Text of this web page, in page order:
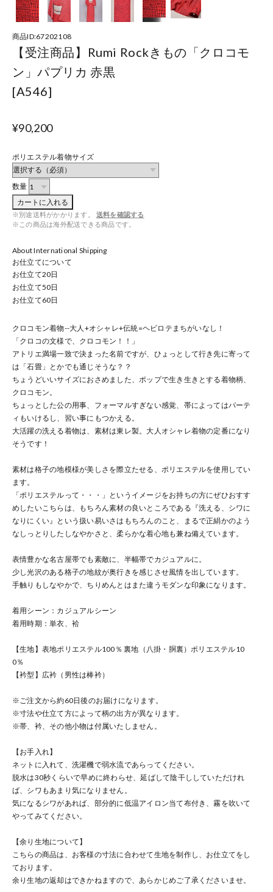
商品ID:67202108
【受注商品】Rumi Rockきもの「クロコモ
ン」パプリカ 赤黒
[A546]
¥90,200
ポリエステル着物サイズ
数量
カートに入れる
※別途送料がかかります。
送料を確認する
※この商品は海外配送できる商品です。
About International Shipping
お仕立てについて
お仕立て20日
お仕立て50日
お仕立て60日
クロコモン着物--大人+オシャレ+伝統=ヘビロテまちがいなし！
「クロコの文様で、クロコモン！！」
アトリエ満場一致で決まった名前ですが、ひょっとして行き先に寄って
は「石畳」とかでも通じそうな？？
ちょうどいいサイズにおさめました、ポップで生き生きとする着物柄、
クロコモン。
ちょっとした公の用事、フォーマルすぎない感覚、帯によってはパーテ
ィもいけるし、習い事にもつかえる。
大活躍の洗える着物は、素材は東レ製。大人オシャレ着物の定番になり
そうです！
素材は格子の地模様が美しさを際立たせる、ポリエステルを使用してい
ます。
「ポリエステルって・・・」というイメージをお持ちの方にぜひおすす
めしたいこちらは、もちろん素材の良いところである『洗える、シワに
なりにくい』という扱い易いさはもちろんのこと、まるで正絹かのよう
なしっとりしたしなやかさと、柔らかな着心地も兼ね備えています。
表情豊かな名古屋帯でも素敵に、半幅帯でカジュアルに。
少し光沢のある格子の地紋が奥行きを感じさせ風情を出しています。
手触りもしなやかで、ちりめんとはまた違うモダンな印象になります。
着用シーン：カジュアルシーン
着用時期：単衣、袷
【生地】表地ポリエステル100％ 裏地（八掛・胴裏）ポリエステル10
0％
【衿型】広衿（男性は棒衿）
※ご注文から約60日後のお届けになります。
※寸法や仕立て方によって柄の出方が異なります。
※帯、衿、その他小物は付属いたしません。
【お手入れ】
ネットに入れて、洗濯機で弱水流であらってください。
脱水は30秒くらいで早めに終わらせ、延ばして陰干ししていただけれ
ば、シワもあまり気になりません。
気になるシワがあれば、部分的に低温アイロン当て布付き、霧を吹いて
やってみてください。
【余り生地について】
こちらの商品は、お客様の寸法に合わせて生地を制作し、お仕立てをし
ております。
余り生地の返却はできかねますので、あらかじめご了承くださいませ。